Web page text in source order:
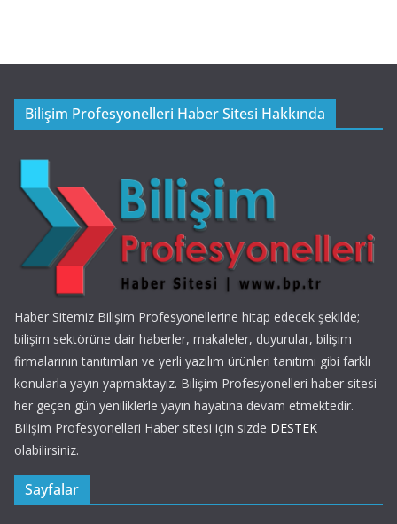
Bilişim Profesyonelleri Haber Sitesi Hakkında
Haber Sitemiz Bilişim Profesyonellerine hitap edecek şekilde;
bilişim sektörüne dair haberler, makaleler, duyurular, bilişim
firmalarının tanıtımları ve yerli yazılım ürünleri tanıtımı gibi farklı
konularla yayın yapmaktayız. Bilişim Profesyonelleri haber sitesi
her geçen gün yeniliklerle yayın hayatına devam etmektedir.
Bilişim Profesyonelleri Haber sitesi için sizde DESTEK
olabilirsiniz.
Sayfalar